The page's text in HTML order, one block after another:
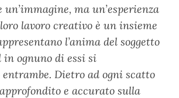
ma un’esperienza
lavoro creativo è un insieme
l’anima del soggetto
in ognuno di essi si
Dietro ad ogni scatto
e accurato sulla